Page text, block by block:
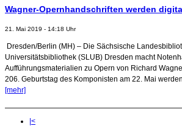
Wagner-Opernhandschriften werden
21. Mai 2019 - 14:18 Uhr
Dresden/Berlin (MH) – Die Sächsische
Universitätsbibliothek (SLUB) Dresden macht
Aufführungsmaterialien zu Opern von Richard
206. Geburtstag des Komponisten am 22. Mai
[mehr]
|<